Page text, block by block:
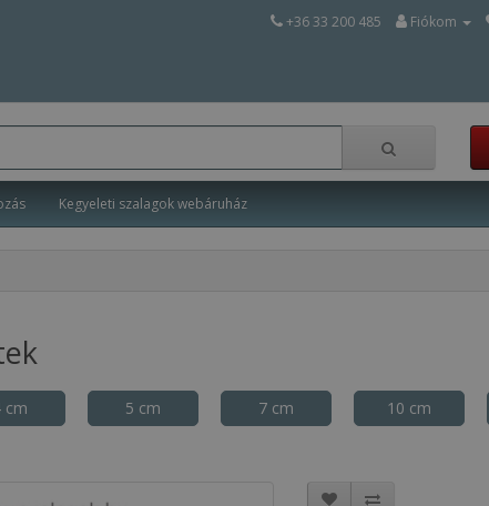
+36 33 200 485 Fiókom
Kegyeleti szalagok webáruház
cm 5 cm 7 cm 10 cm